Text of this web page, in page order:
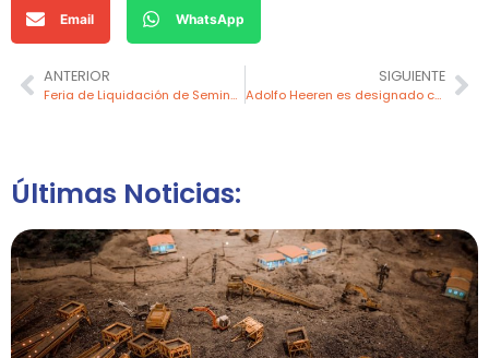
Email WhatsApp
ANTERIOR
Feria de Liquidación de Seminuevos – Dercomaq
SIGUIENTE
Adolfo Heeren es designado como CEO y Gerente General de Antamina
Últimas Noticias: